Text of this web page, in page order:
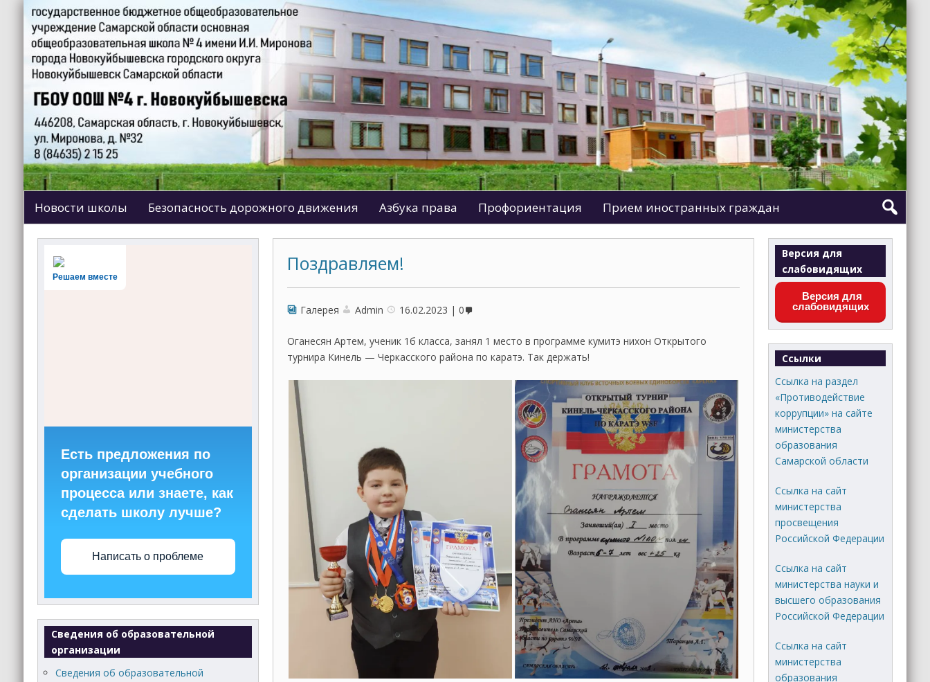
Новости школы Безопасность дорожного движения Азбука права Профориентация Прием иностранных граждан
Поздравляем!
Галерея Admin 16.02.2023 0
Оганесян Артем, ученик 1б класса, занял 1 место в программе кумитэ нихон Открытого
турнира Кинель — Черкасского района по каратэ. Так держать!
Решаем вместе
Есть предложения по
организации учебного
процесса или знаете, как
сделать школу лучше?
Написать о проблеме
Сведения об образовательной
организации
Сведения об образовательной
Версия для
слабовидящих
Версия для
слабовидящих
Ссылки
Ссылка на раздел
«Противодействие
коррупции» на сайте
министерства
образования
Самарской области
Ссылка на сайт
министерства
просвещения
Российской Федерации
Ссылка на сайт
министерства науки и
высшего образования
Российской Федерации
Ссылка на сайт
министерства
образования